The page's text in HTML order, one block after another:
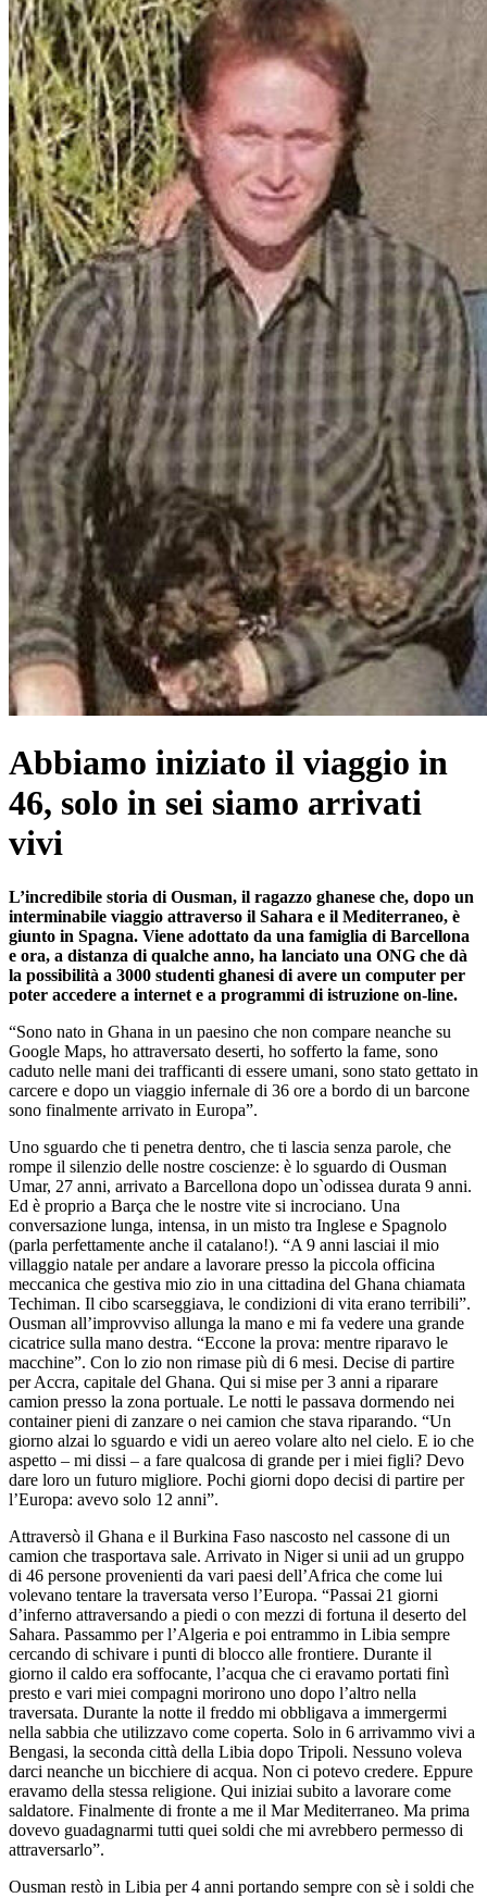
Abbiamo iniziato il viaggio in
46, solo in sei siamo arrivati
vivi
L’incredibile storia di Ousman, il ragazzo ghanese che, dopo un
interminabile viaggio attraverso il Sahara e il Mediterraneo, è
giunto in Spagna. Viene adottato da una famiglia di Barcellona
e ora, a distanza di qualche anno, ha lanciato una ONG che dà
la possibilità a 3000 studenti ghanesi di avere un computer per
poter accedere a internet e a programmi di istruzione on-line.
“Sono nato in Ghana in un paesino che non compare neanche su
Google Maps, ho attraversato deserti, ho sofferto la fame, sono
caduto nelle mani dei trafficanti di essere umani, sono stato gettato in
carcere e dopo un viaggio infernale di 36 ore a bordo di un barcone
sono finalmente arrivato in Europa”.
Uno sguardo che ti penetra dentro, che ti lascia senza parole, che
rompe il silenzio delle nostre coscienze: è lo sguardo di Ousman
Umar, 27 anni, arrivato a Barcellona dopo un`odissea durata 9 anni.
Ed è proprio a Barça che le nostre vite si incrociano. Una
conversazione lunga, intensa, in un misto tra Inglese e Spagnolo
(parla perfettamente anche il catalano!). “A 9 anni lasciai il mio
villaggio natale per andare a lavorare presso la piccola officina
meccanica che gestiva mio zio in una cittadina del Ghana chiamata
Techiman. Il cibo scarseggiava, le condizioni di vita erano terribili”.
Ousman all’improvviso allunga la mano e mi fa vedere una grande
cicatrice sulla mano destra. “Eccone la prova: mentre riparavo le
macchine”. Con lo zio non rimase più di 6 mesi. Decise di partire
per Accra, capitale del Ghana. Qui si mise per 3 anni a riparare
camion presso la zona portuale. Le notti le passava dormendo nei
container pieni di zanzare o nei camion che stava riparando. “Un
giorno alzai lo sguardo e vidi un aereo volare alto nel cielo. E io che
aspetto – mi dissi – a fare qualcosa di grande per i miei figli? Devo
dare loro un futuro migliore. Pochi giorni dopo decisi di partire per
l’Europa: avevo solo 12 anni”.
Attraversò il Ghana e il Burkina Faso nascosto nel cassone di un
camion che trasportava sale. Arrivato in Niger si unii ad un gruppo
di 46 persone provenienti da vari paesi dell’Africa che come lui
volevano tentare la traversata verso l’Europa. “Passai 21 giorni
d’inferno attraversando a piedi o con mezzi di fortuna il deserto del
Sahara. Passammo per l’Algeria e poi entrammo in Libia sempre
cercando di schivare i punti di blocco alle frontiere. Durante il
giorno il caldo era soffocante, l’acqua che ci eravamo portati finì
presto e vari miei compagni morirono uno dopo l’altro nella
traversata. Durante la notte il freddo mi obbligava a immergermi
nella sabbia che utilizzavo come coperta. Solo in 6 arrivammo vivi a
Bengasi, la seconda città della Libia dopo Tripoli. Nessuno voleva
darci neanche un bicchiere di acqua. Non ci potevo credere. Eppure
eravamo della stessa religione. Qui iniziai subito a lavorare come
saldatore. Finalmente di fronte a me il Mar Mediterraneo. Ma prima
dovevo guadagnarmi tutti quei soldi che mi avrebbero permesso di
attraversarlo”.
Ousman restò in Libia per 4 anni portando sempre con sè i soldi che